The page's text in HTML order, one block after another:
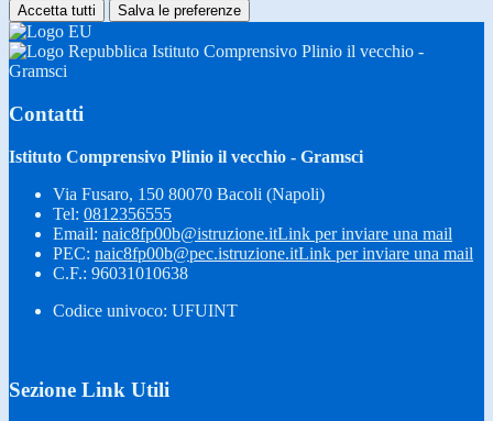
Accetta tutti Salva le preferenze
Istituto Comprensivo Plinio il vecchio -
Gramsci
Contatti
Istituto Comprensivo Plinio il vecchio - Gramsci
Via Fusaro, 150 80070 Bacoli (Napoli)
Tel: 0812356555
Email: naic8fp00b@istruzione.itLink per inviare una mail
PEC: naic8fp00b@pec.istruzione.itLink per inviare una mail
C.F.: 96031010638
Codice univoco: UFUINT
Sezione Link Utili